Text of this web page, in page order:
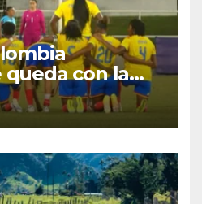
queda con la
derrota ante
Juegos
y del